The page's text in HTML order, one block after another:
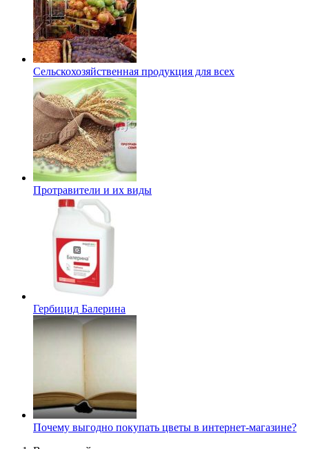
Сельскохозяйственная продукция для всех
Протравители и их виды
Гербицид Балерина
Почему выгодно покупать цветы в интернет-магазине?